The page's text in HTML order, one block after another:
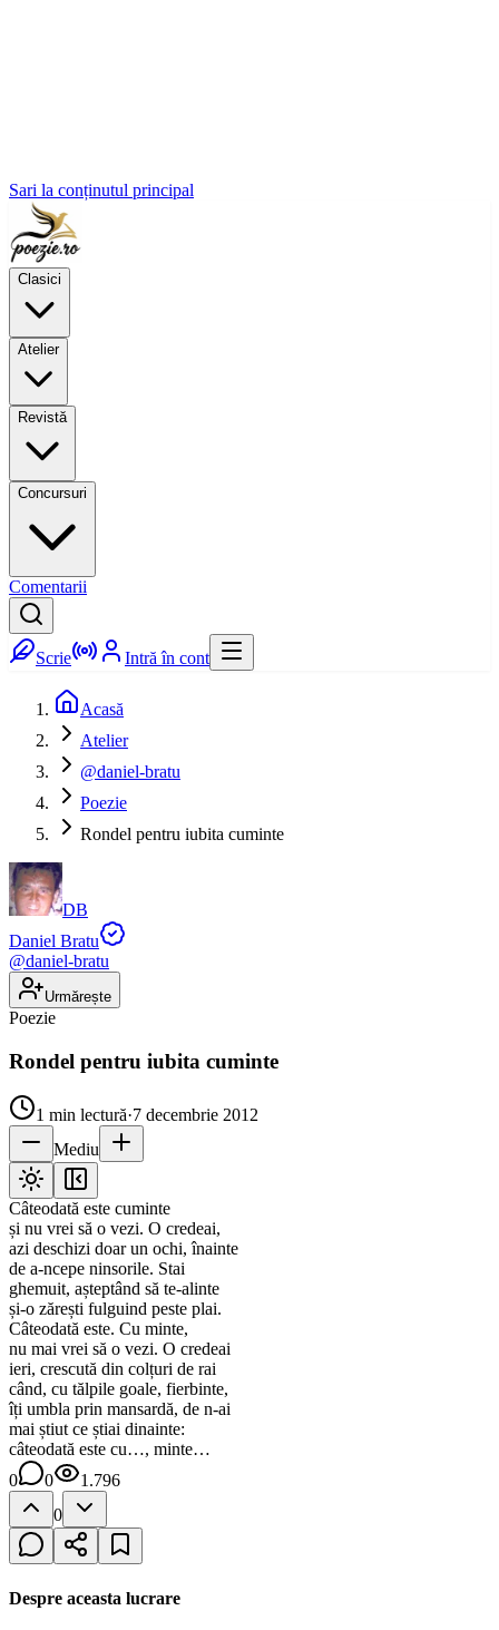
Sari la conținutul principal
Clasici
Atelier
Revistă
Concursuri
Comentarii
Scrie Intră în cont
Acasă
Atelier
@daniel-bratu
Poezie
Rondel pentru iubita cuminte
DB
Daniel Bratu
@daniel-bratu
Urmărește
Poezie
Rondel pentru iubita cuminte
1 min lectură·7 decembrie 2012
Mediu
Câteodată este cuminte
și nu vrei să o vezi. O credeai,
azi deschizi doar un ochi, înainte
de a-ncepe ninsorile. Stai
ghemuit, așteptând să te-alinte
și-o zărești fulguind peste plai.
Câteodată este. Cu minte,
nu mai vrei să o vezi. O credeai
ieri, crescută din colțuri de rai
când, cu tălpile goale, fierbinte,
îți umbla prin mansardă, de n-ai
mai știut ce știai dinainte:
câteodată este cu…, minte…
0
0
1.796
0
Despre aceasta lucrare